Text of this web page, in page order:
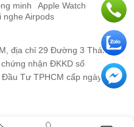
minh
Apple Watch
nghe Airpods
địa chỉ 29 Đường 3 Tháng 2,
nhận ĐKKD số
Tư TPHCM cấp ngày